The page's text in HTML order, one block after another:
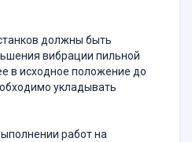
должны быть
вибрации пильной
в исходное положение до
укладывать
работ на